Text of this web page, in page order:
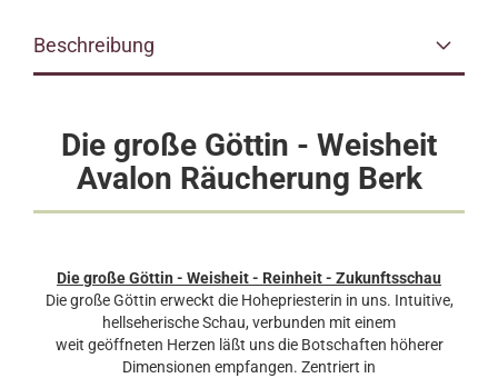
Beschreibung
Die große Göttin - Weisheit
Avalon Räucherung Berk
Die große Göttin - Weisheit - Reinheit - Zukunftsschau
Die große Göttin erweckt die Hohepriesterin in uns. Intuitive,
hellseherische Schau, verbunden mit einem
weit geöffneten Herzen läßt uns die Botschaften höherer
Dimensionen empfangen. Zentriert in